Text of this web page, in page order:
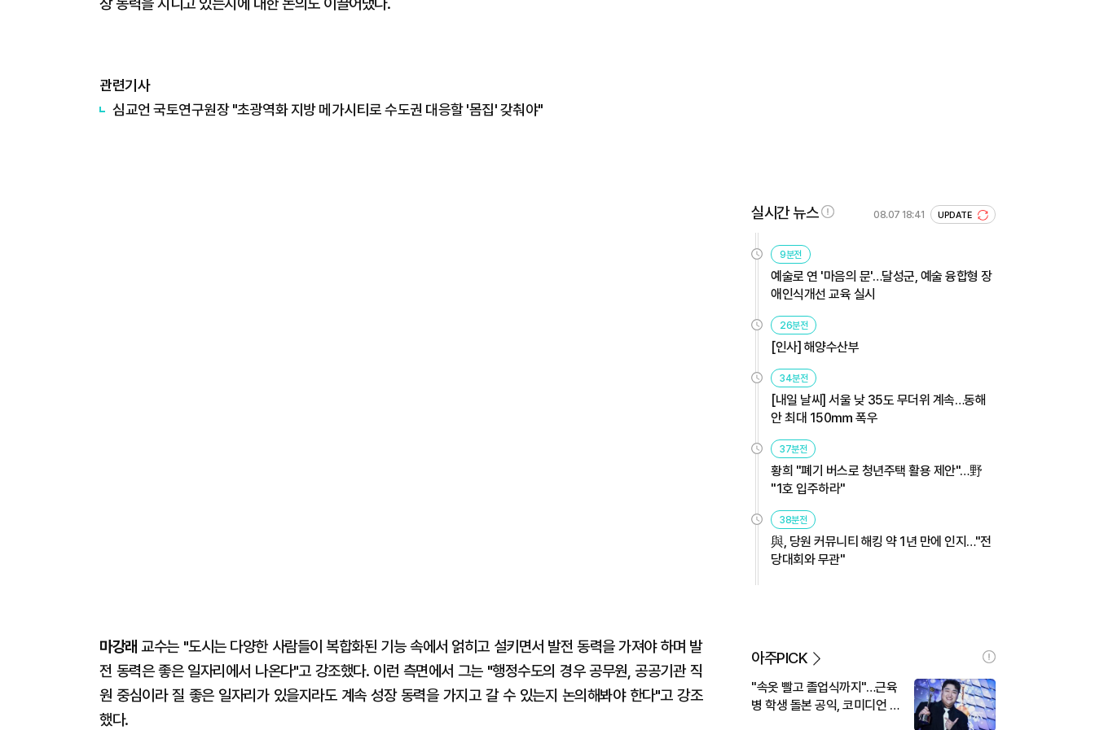
관련기사
심교언 국토연구원장 "초광역화 지방 메가시티로 수도권 대응할 '몸집' 갖춰야"
마강래 교수는 "도시는 다양한 사람들이 복합화된 기능 속에서 얽히고 설키면서 발전 동력을 가져야 하며 발
전 동력은 좋은 일자리에서 나온다"고 강조했다. 이런 측면에서 그는 "행정수도의 경우 공무원, 공공기관 직
원 중심이라 질 좋은 일자리가 있을지라도 계속 성장 동력을 가지고 갈 수 있는지 논의해봐야 한다"고 강조
했다.
실시간 뉴스 08.07 18:41 UPDATE
9분전
예술로 연 '마음의 문'…달성군, 예술 융합형 장
애인식개선 교육 실시
26분전
[인사] 해양수산부
34분전
[내일 날씨] 서울 낮 35도 무더위 계속…동해
안 최대 150㎜ 폭우
37분전
황희 "폐기 버스로 청년주택 활용 제안"…野
"1호 입주하라"
38분전
與, 당원 커뮤니티 해킹 약 1년 만에 인지…"전
당대회와 무관"
아주PICK
"속옷 빨고 졸업식까지"…근육
병 학생 돌본 공익, 코미디언 김